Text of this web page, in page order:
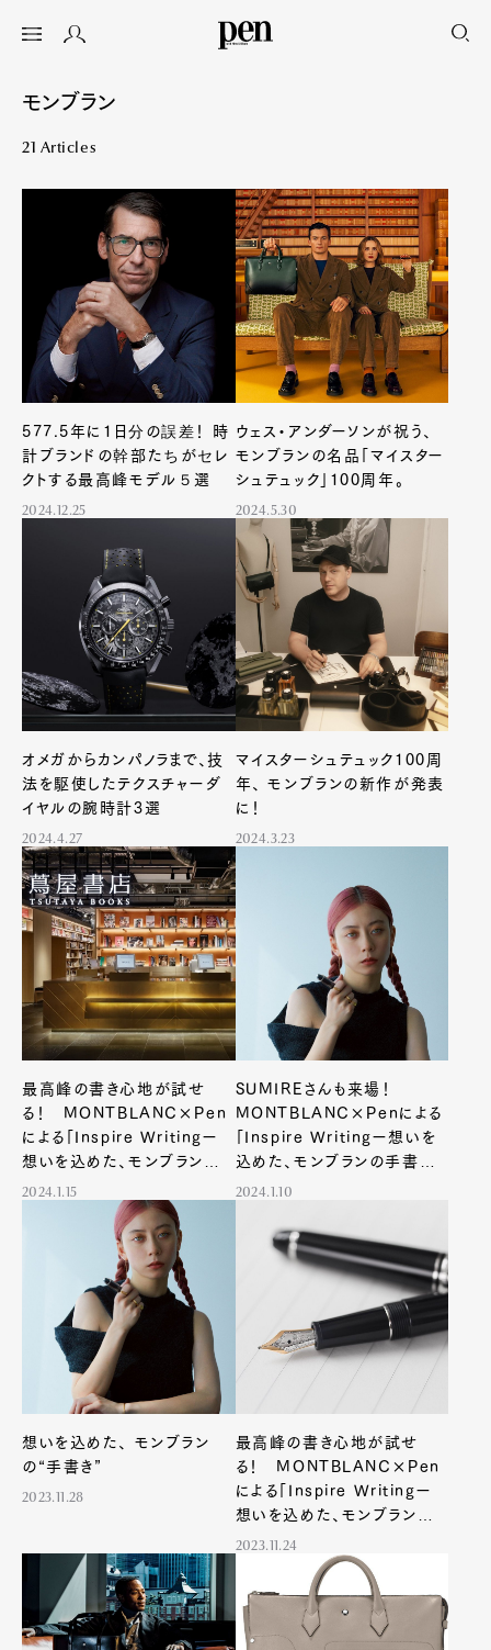
モンブラン
21 Articles
577.5年に1日分の誤差！ 時
計ブランドの幹部たちがセレ
クトする最高峰モデル５選
2024.12.25
ウェス・アンダーソンが祝う、
モンブランの名品「マイスター
シュテュック」100周年。
2024.5.30
オメガからカンパノラまで、技
法を駆使したテクスチャーダ
イヤルの腕時計3選
2024.4.27
マイスターシュテュック100周
年、 モンブランの新作が発表
に！
2024.3.23
最高峰の書き心地が試せ
る！ MONTBLANC×Pen
による「Inspire Writingー
想いを込めた、モンブランの
手書きー」イベント、第二弾を
銀座 蔦屋書店で開催！
2024.1.15
SUMIREさんも来場！
MONTBLANC×Penによる
「Inspire Writingー想いを
込めた、モンブランの手書き
ー」イベント、第三弾をモンブ
2024.1.10
想いを込めた、 モンブラン
の“手書き”
2023.11.28
最高峰の書き心地が試せ
る！ MONTBLANC×Pen
による「Inspire Writingー
想いを込めた、モンブランの
手書きー」イベントをＫＩＴＴＥ
4階、旧郵便局長室で開催
2023.11.24